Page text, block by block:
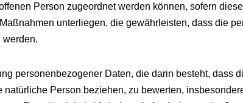
Person zugeordnet werden können, sofern
unterliegen, die gewährleisten, dass die
werden.
personenbezogener Daten, die darin besteht,
Person beziehen, zu bewerten,